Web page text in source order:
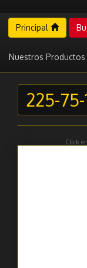
Principal
Nuestros Productos
225-
Click